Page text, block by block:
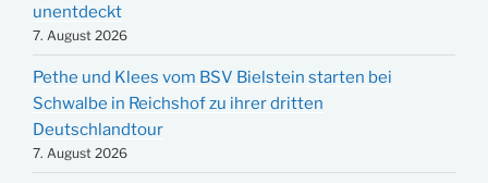
unentdeckt
7. August 2026
Pethe und Klees vom BSV Bielstein starten bei
Schwalbe in Reichshof zu ihrer dritten
Deutschlandtour
7. August 2026